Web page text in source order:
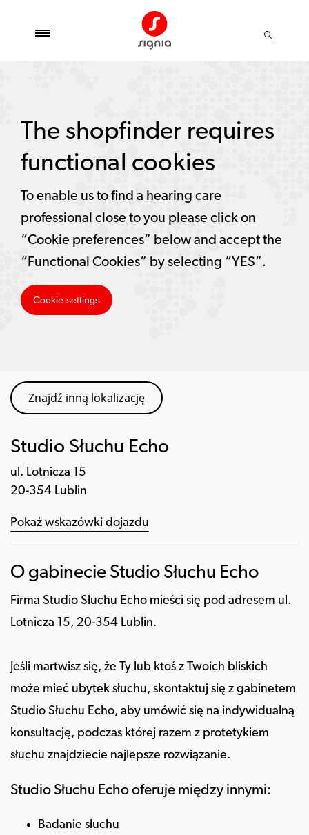
Znajdź inną lokalizację
Studio Słuchu Echo
ul. Lotnicza 15
20-354 Lublin
Pokaż wskazówki dojazdu
O gabinecie Studio Słuchu Echo
Firma Studio Słuchu Echo mieści się pod adresem ul.
Lotnicza 15, 20-354 Lublin.
Jeśli martwisz się, że Ty lub ktoś z Twoich bliskich
może mieć ubytek słuchu, skontaktuj się z gabinetem
Studio Słuchu Echo, aby umówić się na indywidualną
konsultację, podczas której razem z protetykiem
słuchu znajdziecie najlepsze rozwiązanie.
Studio Słuchu Echo oferuje między innymi:
Badanie słuchu
The shopfinder requires
functional cookies
To enable us to find a hearing care
professional close to you please click on
“Cookie preferences” below and accept the
“Functional Cookies” by selecting “YES”.
Cookie settings